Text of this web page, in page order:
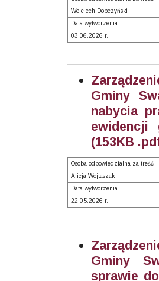
Wojciech Dobczyński
Data wytworzenia
03.06.2026 r.
Gminy
nabycia
ewidencji
(153KB
Osoba odpowiedzialna za treść
Alicja Wojtaszak
Data wytworzenia
22.05.2026 r.
Gminy
sprawie